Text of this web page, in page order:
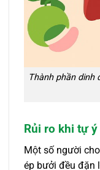
Thành phần dinh
Rủi ro khi tự
Một số người
ép bưởi đều đặn